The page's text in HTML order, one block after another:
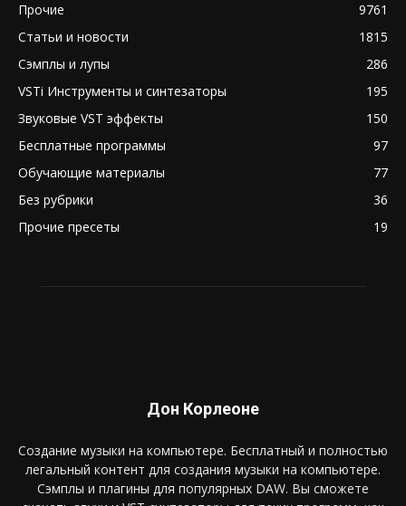
Прочие
9761
Статьи и новости
1815
Сэмплы и лупы
286
VSTi Инструменты и синтезаторы
195
Звуковые VST эффекты
150
Бесплатные программы
97
Обучающие материалы
77
Без рубрики
36
Прочие пресеты
19
Дон Корлеоне
Создание музыки на компьютере. Бесплатный и полностью
легальный контент для создания музыки на компьютере.
Сэмплы и плагины для популярных DAW. Вы сможете